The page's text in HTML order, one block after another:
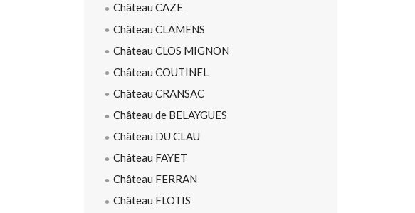
Château CAZE
Château CLAMENS
Château CLOS MIGNON
Château COUTINEL
Château CRANSAC
Château de BELAYGUES
Château DU CLAU
Château FAYET
Château FERRAN
Château FLOTIS